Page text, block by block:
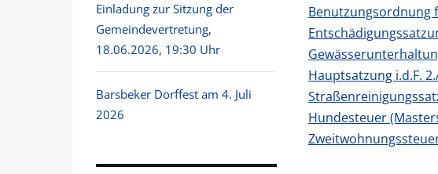
Einladung zur Sitzung der
Gemeindevertretung,
18.06.2026, 19:30 Uhr
Barsbeker Dorffest am 4. Juli
2026
Benutzungsordnung
Hauptsatzung i.d.F.
Hundesteuer